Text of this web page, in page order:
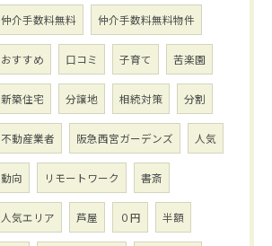
仲介手数料無料 仲介手数料無料物件
おすすめ 口コミ 子育て 苦楽園
新築住宅 分譲地 相続対策 分割
不動産業者 阪急西宮ガーデンズ 人気
動向 リモートワーク 書斎
人気エリア 芦屋 ０円 半額